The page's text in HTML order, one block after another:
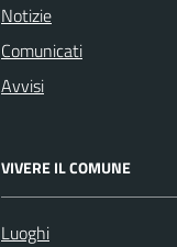
Notizie
Comunicati
Avvisi
VIVERE IL COMUNE
Luoghi